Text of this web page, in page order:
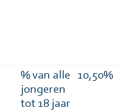
% van alle
jongeren
tot 18 jaar
10,50%